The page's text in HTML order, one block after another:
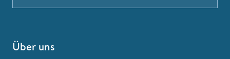
Über uns